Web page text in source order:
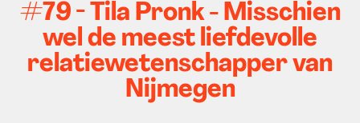
#79 - Tila Pronk - Misschien
wel de meest liefdevolle
relatiewetenschapper van
Nijmegen